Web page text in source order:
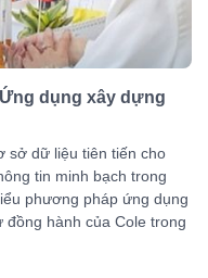
dụng xây dựng
sở dữ liệu tiên tiến cho
tin minh bạch trong
phương pháp ứng dụng
đồng hành của Cole trong